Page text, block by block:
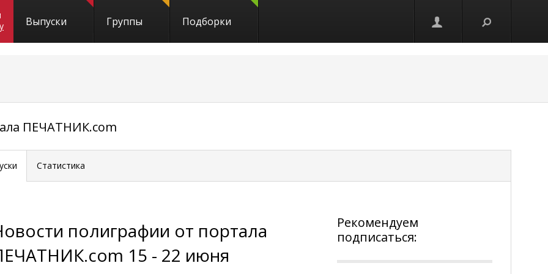
Выпуски Группы Подборки
ПЕЧАТНИК.com
Статистика
полиграфии от портала
15 - 22 июня
Рекомендуем
подписаться: